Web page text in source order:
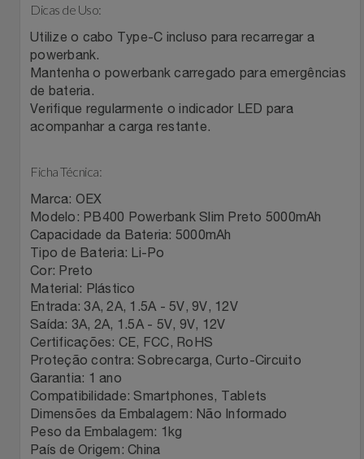
Relógios
Utilidades Industriais
Vestuário
Renner
Safe – Escola De Aviação
Stanley Pmi
Top Store
Tramontina
Três Corações
Weconnect
Dicas de Uso:
Utilize o cabo Type-C incluso para recarregar a
powerbank.
Mantenha o powerbank carregado para emergências
de bateria.
Verifique regularmente o indicador LED para
acompanhar a carga restante.
Ficha Técnica:
Marca: OEX
Modelo: PB400 Powerbank Slim Preto 5000mAh
Capacidade da Bateria: 5000mAh
Tipo de Bateria: Li-Po
Cor: Preto
Material: Plástico
Entrada: 3A, 2A, 1.5A - 5V, 9V, 12V
Saída: 3A, 2A, 1.5A - 5V, 9V, 12V
Certificações: CE, FCC, RoHS
Proteção contra: Sobrecarga, Curto-Circuito
Garantia: 1 ano
Compatibilidade: Smartphones, Tablets
Dimensões da Embalagem: Não Informado
Peso da Embalagem: 1kg
País de Origem: China